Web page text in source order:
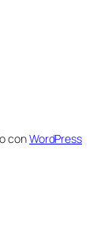
conWordPress